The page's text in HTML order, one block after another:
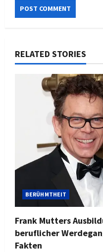
RELATED STORIES
BERÜHMTHEIT
Frank Mutters
beruflicher
Fakten